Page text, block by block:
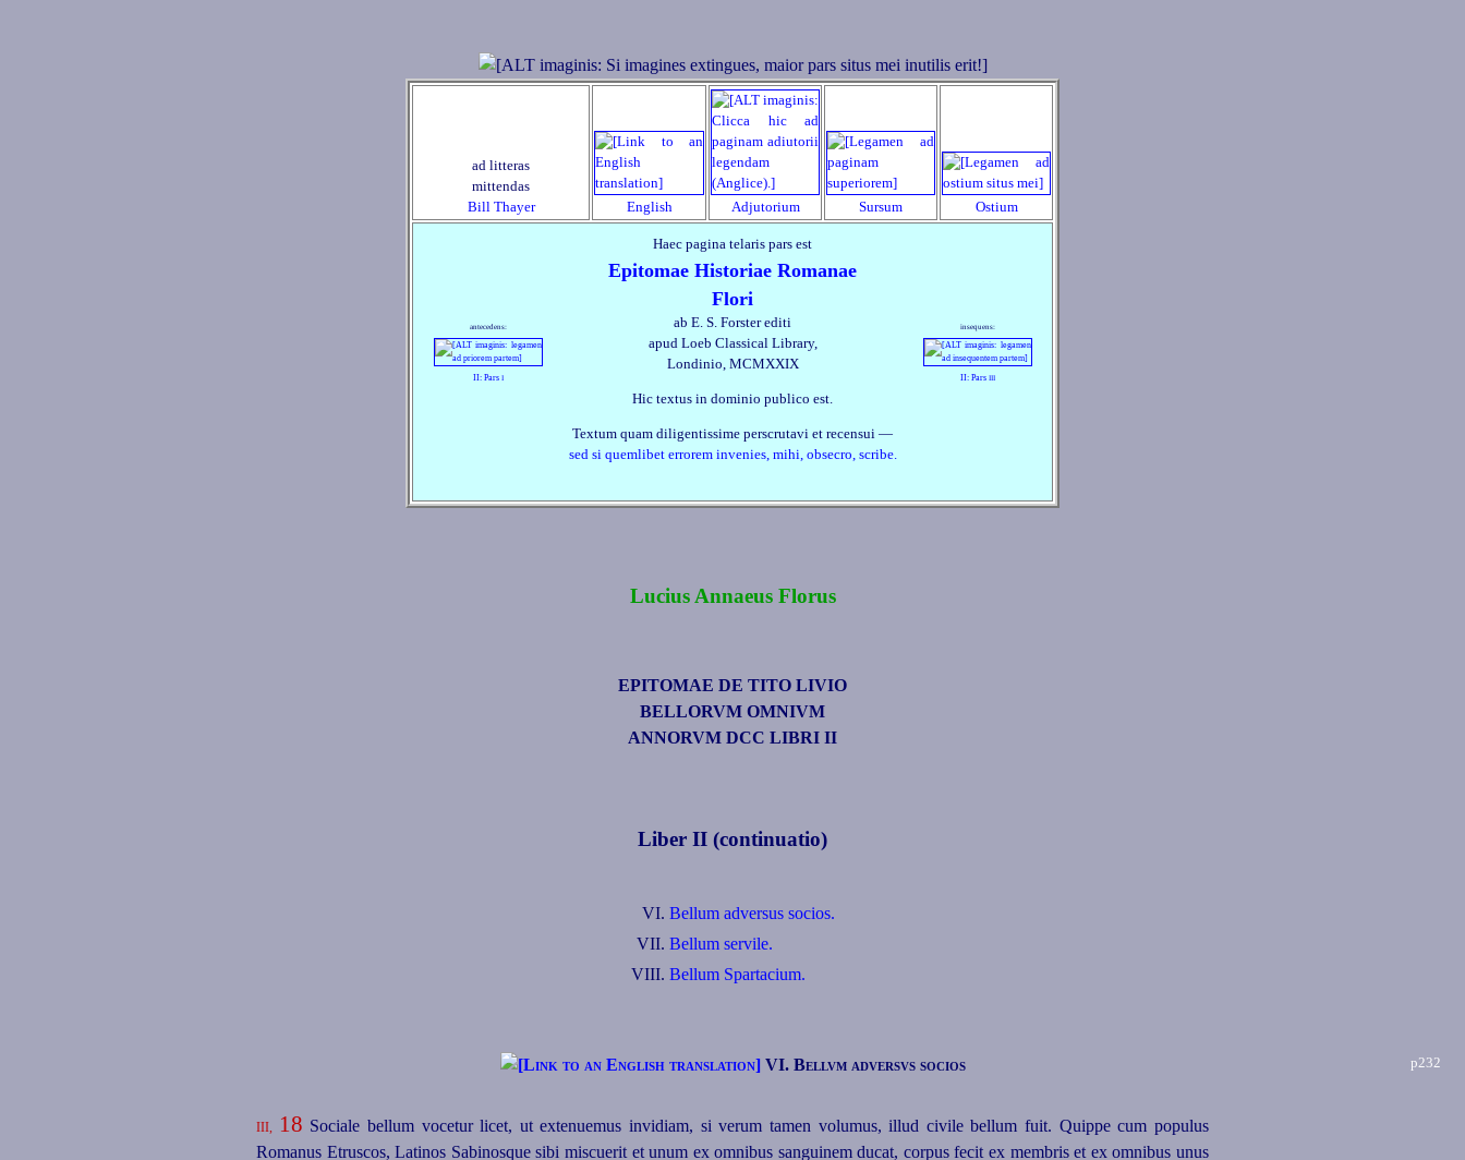
ad litteras
mittendas
Bill Thayer
English Adjutorium Sursum Ostium
antecedens:
II: Pars I
Haec pagina telaris pars est
Epitomae Historiae Romanae
Flori
ab E. S. Forster editi
apud Loeb Classical Library,
Londinio, MCMXXIX
Hic textus in dominio publico est.
Textum quam diligentissime perscrutavi et recensui —
sed si quemlibet errorem invenies, mihi, obsecro, scribe.
insequens:
II: Pars III
Lucius Annaeus Florus
EPITOMAE DE TITO LIVIO
BELLORVM OMNIVM
ANNORVM DCC LIBRI II
Liber II (continuatio)
VI. Bellum adversus socios.
VII. Bellum servile.
VIII. Bellum Spartacium.
p232
VI. Bellvm adversvs socios
III, 18 Sociale bellum vocetur licet, ut extenuemus invidiam, si verum tamen volumus, illud civile bellum fuit. Quippe cum populus
Romanus Etruscos, Latinos Sabinosque sibi miscuerit et unum ex omnibus sanguinem ducat, corpus fecit ex membris et ex omnibus unus